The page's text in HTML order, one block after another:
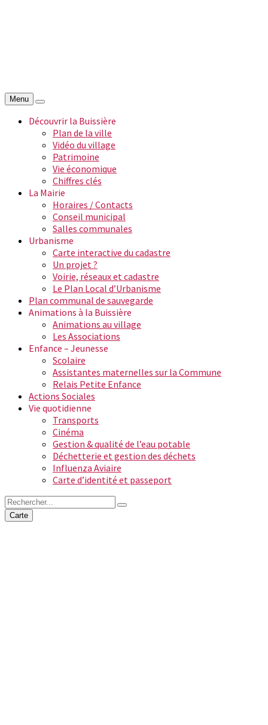
Menu
Découvrir la Buissière
Plan de la ville
Vidéo du village
Patrimoine
Vie économique
Chiffres clés
La Mairie
Horaires / Contacts
Conseil municipal
Salles communales
Urbanisme
Carte interactive du cadastre
Un projet ?
Voirie, réseaux et cadastre
Le Plan Local d’Urbanisme
Plan communal de sauvegarde
Animations à la Buissière
Animations au village
Les Associations
Enfance – Jeunesse
Scolaire
Assistantes maternelles sur la Commune
Relais Petite Enfance
Actions Sociales
Vie quotidienne
Transports
Cinéma
Gestion & qualité de l’eau potable
Déchetterie et gestion des déchets
Influenza Aviaire
Carte d’identité et passeport
Carte